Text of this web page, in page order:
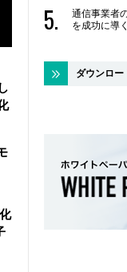
通信事業者
を成功に導
ダウンロー